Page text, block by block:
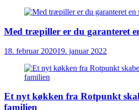
Med træpiller er du garanteret
18. februar 202019. januar 2022
Et nyt køkken fra Rotpunkt
familien